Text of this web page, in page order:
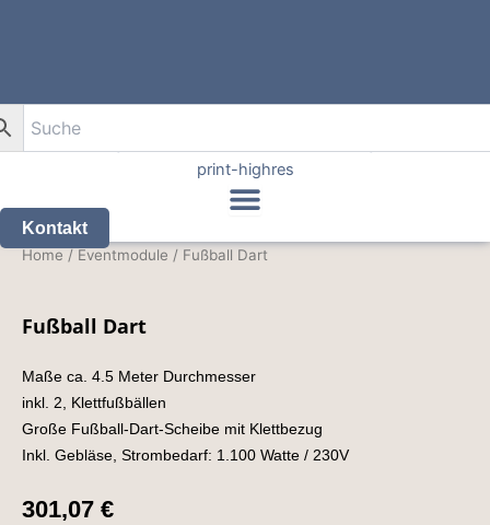
Kontakt
Home / Eventmodule / Fußball Dart
Fußball Dart
Maße ca. 4.5 Meter Durchmesser
inkl. 2, Klettfußbällen
Große Fußball-Dart-Scheibe mit Klettbezug
Inkl. Gebläse, Strombedarf: 1.100 Watte / 230V
301,07 €
Fußball